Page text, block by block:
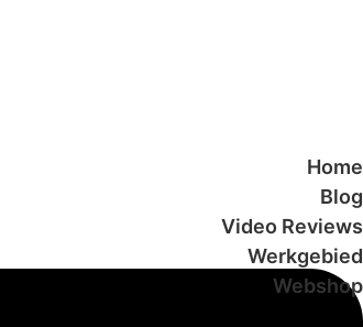
Home
Blog
Video Reviews
Werkgebied
Webshop